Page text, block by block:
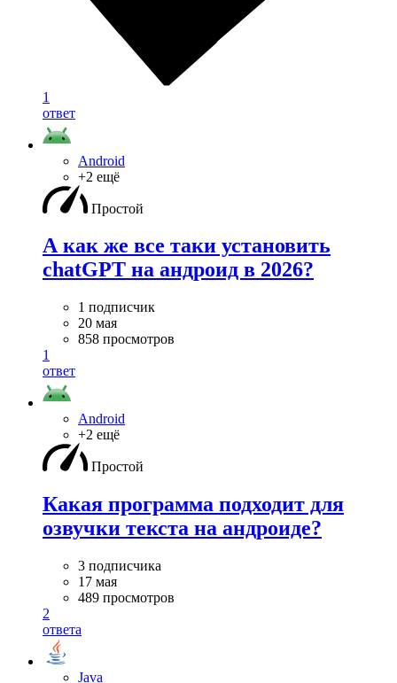
1
ответ
Android
+2 ещё
Простой
А как же все таки установить
chatGPT на андроид в 2026?
1 подписчик
20 мая
858 просмотров
1
ответ
Android
+2 ещё
Простой
Какая программа подходит для
озвучки текста на андроиде?
3 подписчика
17 мая
489 просмотров
2
ответа
Java